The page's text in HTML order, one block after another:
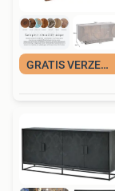
GRATIS VERZENDING